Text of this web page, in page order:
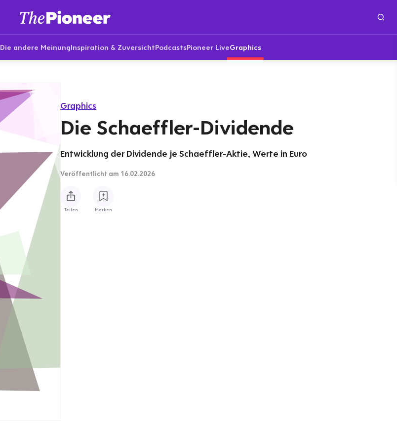
Die andere MeinungInspiration & ZuversichtPodcastsPioneer LiveGraphics
Graphics
Die Schaeffler-Dividende
Entwicklung der Dividende je Schaeffler-Aktie, Werte in Euro
Veröffentlicht am 16.02.2026
Teilen Merken